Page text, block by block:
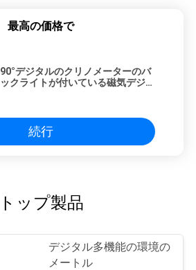
最高の価格で
90°デジタルのクリノメーターのバ
ックライトが付いている磁気デジタ
続行
トップ製品
デジタル多機能の環境の
メートル